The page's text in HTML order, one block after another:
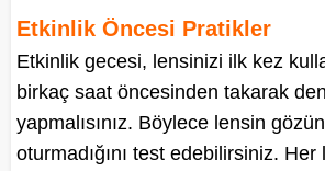
Etkinlik Öncesi Pratikler
Etkinlik gecesi, lensinizi ilk kez
birkaç saat öncesinden takarak
yapmalısınız. Böylece lensin
oturmadığını test edebilirsiniz.